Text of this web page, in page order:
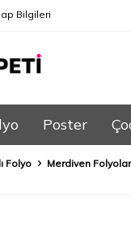
Bilgileri
Poster
Folyo Merdiven